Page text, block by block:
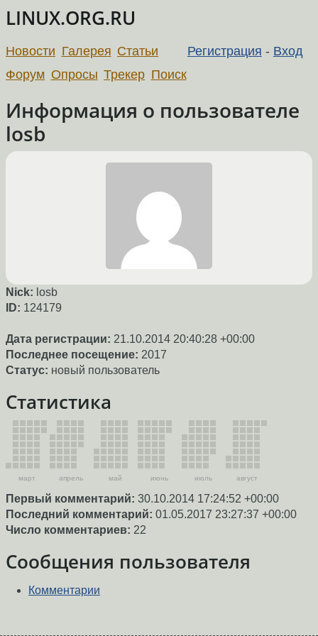
LINUX.ORG.RU
Регистрация - Вход
Новости Галерея Статьи
Форум Опросы Трекер Поиск
Информация о пользователе
losb
Nick: losb
ID: 124179
Дата регистрации: 21.10.2014 20:40:28 +00:00
Последнее посещение: 2017
Статус: новый пользователь
Статистика
март апрель май июнь июль август
Первый комментарий: 30.10.2014 17:24:52 +00:00
Последний комментарий: 01.05.2017 23:27:37 +00:00
Число комментариев: 22
Сообщения пользователя
Комментарии